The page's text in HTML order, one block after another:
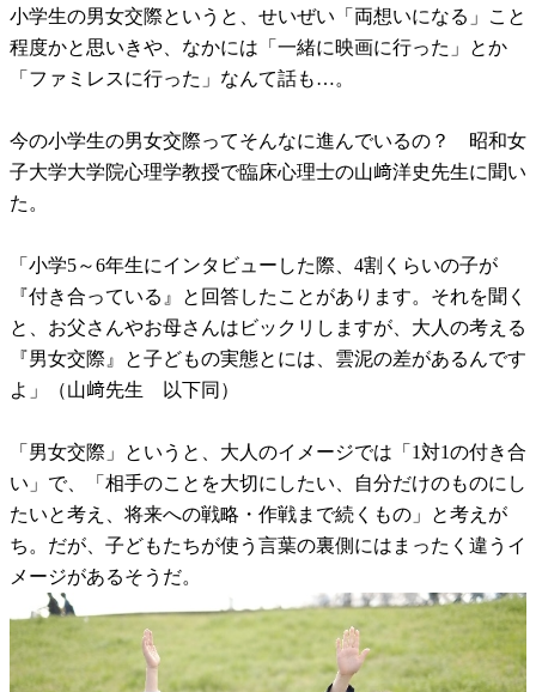
小学生の男女交際というと、せいぜい「両想いになる」こと
程度かと思いきや、なかには「一緒に映画に行った」とか
「ファミレスに行った」なんて話も…。
今の小学生の男女交際ってそんなに進んでいるの？ 昭和女
子大学大学院心理学教授で臨床心理士の山﨑洋史先生に聞い
た。
「小学5～6年生にインタビューした際、4割くらいの子が
『付き合っている』と回答したことがあります。それを聞く
と、お父さんやお母さんはビックリしますが、大人の考える
『男女交際』と子どもの実態とには、雲泥の差があるんです
よ」（山﨑先生 以下同）
「男女交際」というと、大人のイメージでは「1対1の付き合
い」で、「相手のことを大切にしたい、自分だけのものにし
たいと考え、将来への戦略・作戦まで続くもの」と考えが
ち。だが、子どもたちが使う言葉の裏側にはまったく違うイ
メージがあるそうだ。